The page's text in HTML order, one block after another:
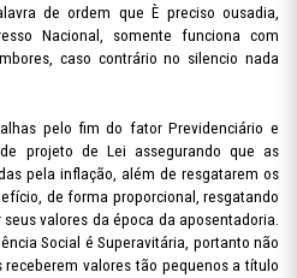
de ordem que È preciso ousadia,
Nacional, somente funciona com
caso contrário no silencio nada
pelo fim do fator Previdenciário e
projeto de Lei assegurando que as
pela inflação, além de resgatarem os
de forma proporcional, resgatando
valores da época da aposentadoria.
Social é Superavitária, portanto não
valores tão pequenos a título